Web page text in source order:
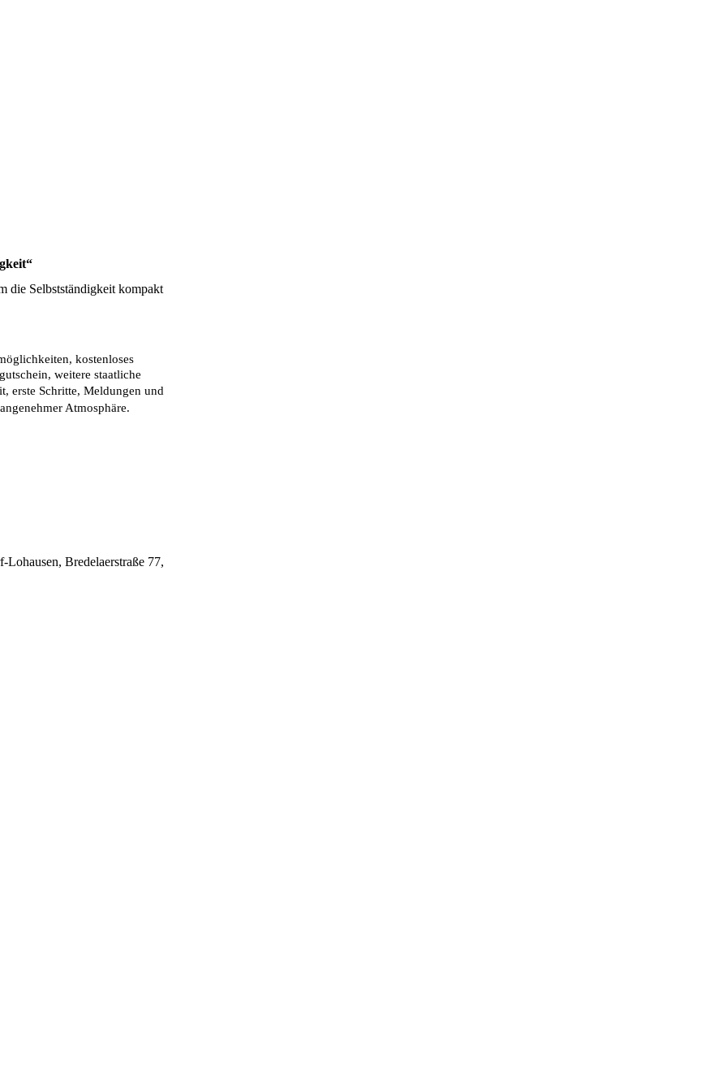
die Selbstständigkeit kompakt
kostenloses
weitere staatliche
erste Schritte, Meldungen und
Atmosphäre.
Bredelaerstraße 77,